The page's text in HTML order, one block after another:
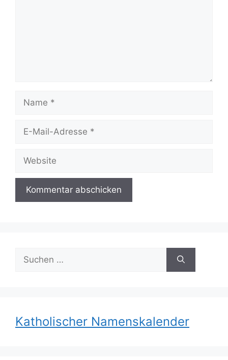
Name
Website
Suchen
nach:
Katholischer Namenskalender